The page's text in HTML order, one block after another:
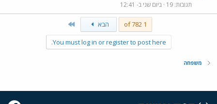
תגובות 19 ביום שני ב- 12:41
1 of 782 הבא
You must log in or register to post here.
משפחה